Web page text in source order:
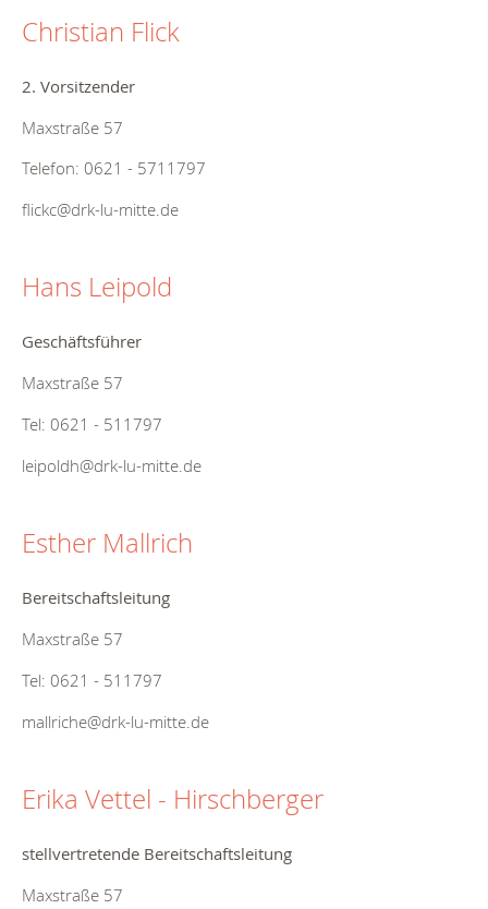
Christian Flick
2. Vorsitzender
Maxstraße 57
Telefon: 0621 - 5711797
flickc@drk-lu-mitte.de
Hans Leipold
Geschäftsführer
Maxstraße 57
Tel: 0621 - 511797
leipoldh@drk-lu-mitte.de
Esther Mallrich
Bereitschaftsleitung
Maxstraße 57
Tel: 0621 - 511797
mallriche@drk-lu-mitte.de
Erika Vettel - Hirschberger
stellvertretende Bereitschaftsleitung
Maxstraße 57